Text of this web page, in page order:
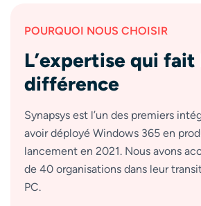
POURQUOI NOUS CHOISIR
L’expertise qui fait
différence
Synapsys est l’un des premiers
avoir déployé Windows 365 en
lancement en 2021. Nous avons
de 40 organisations dans leur
PC.